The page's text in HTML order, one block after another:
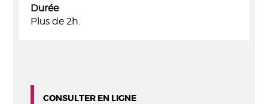
Durée
Plus de 2h.
CONSULTER EN LIGNE